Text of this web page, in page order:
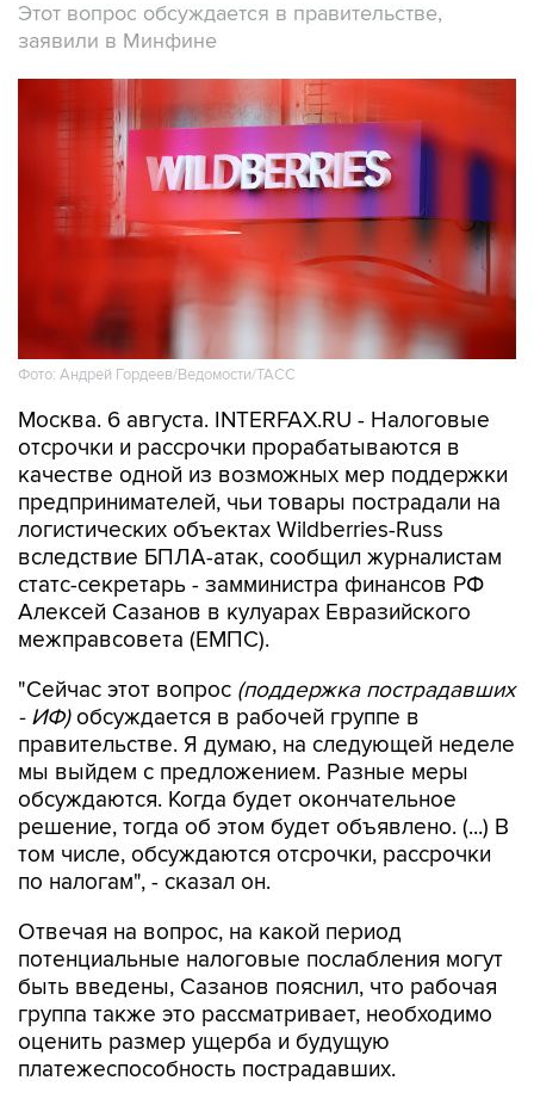
Этот вопрос обсуждается в правительстве,
заявили в Минфине
Фото: Андрей Гордеев/Ведомости/ТАСС
Москва. 6 августа. INTERFAX.RU - Налоговые
отсрочки и рассрочки прорабатываются в
качестве одной из возможных мер поддержки
предпринимателей, чьи товары пострадали на
логистических объектах Wildberries-Russ
вследствие БПЛА-атак, сообщил журналистам
статс-секретарь - замминистра финансов РФ
Алексей Сазанов в кулуарах Евразийского
межправсовета (ЕМПС).
"Сейчас этот вопрос (поддержка пострадавших
- ИФ)обсуждается в рабочей группе в
правительстве. Я думаю, на следующей неделе
мы выйдем с предложением. Разные меры
обсуждаются. Когда будет окончательное
решение, тогда об этом будет объявлено. (...) В
том числе, обсуждаются отсрочки, рассрочки
по налогам", - сказал он.
Отвечая на вопрос, на какой период
потенциальные налоговые послабления могут
быть введены, Сазанов пояснил, что рабочая
группа также это рассматривает, необходимо
оценить размер ущерба и будущую
платежеспособность пострадавших.